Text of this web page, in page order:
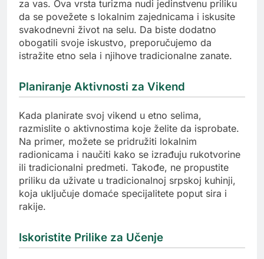
za vas. Ova vrsta turizma nudi jedinstvenu priliku
da se povežete s lokalnim zajednicama i iskusite
svakodnevni život na selu. Da biste dodatno
obogatili svoje iskustvo, preporučujemo da
istražite etno sela i njihove tradicionalne zanate.
Planiranje Aktivnosti za Vikend
Kada planirate svoj vikend u etno selima,
razmislite o aktivnostima koje želite da isprobate.
Na primer, možete se pridružiti lokalnim
radionicama i naučiti kako se izrađuju rukotvorine
ili tradicionalni predmeti. Takođe, ne propustite
priliku da uživate u tradicionalnoj srpskoj kuhinji,
koja uključuje domaće specijalitete poput sira i
rakije.
Iskoristite Prilike za Učenje